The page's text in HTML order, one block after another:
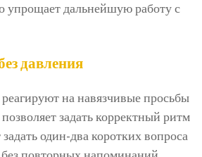
упрощает дальнейшую работу с
давления
на навязчивые просьбы
задать корректный ритм
один-два коротких вопроса